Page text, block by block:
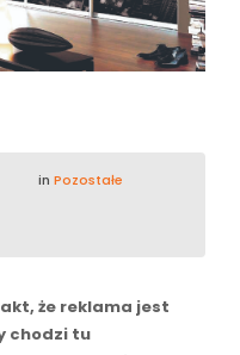
in Pozostałe
że reklama jest
chodzi tu